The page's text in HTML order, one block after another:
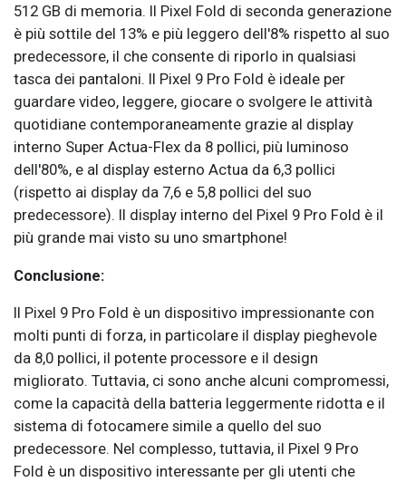
512 GB di memoria. Il Pixel Fold di seconda generazione
è più sottile del 13% e più leggero dell'8% rispetto al suo
predecessore, il che consente di riporlo in qualsiasi
tasca dei pantaloni. Il Pixel 9 Pro Fold è ideale per
guardare video, leggere, giocare o svolgere le attività
quotidiane contemporaneamente grazie al display
interno Super Actua-Flex da 8 pollici, più luminoso
dell'80%, e al display esterno Actua da 6,3 pollici
(rispetto ai display da 7,6 e 5,8 pollici del suo
predecessore). Il display interno del Pixel 9 Pro Fold è il
più grande mai visto su uno smartphone!
Conclusione:
Il Pixel 9 Pro Fold è un dispositivo impressionante con
molti punti di forza, in particolare il display pieghevole
da 8,0 pollici, il potente processore e il design
migliorato. Tuttavia, ci sono anche alcuni compromessi,
come la capacità della batteria leggermente ridotta e il
sistema di fotocamere simile a quello del suo
predecessore. Nel complesso, tuttavia, il Pixel 9 Pro
Fold è un dispositivo interessante per gli utenti che